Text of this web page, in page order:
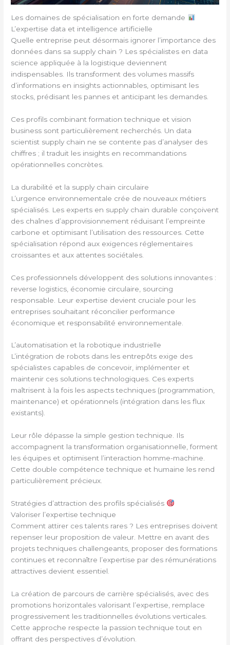
Les domaines de spécialisation en forte demande
L’expertise data et intelligence artificielle
Quelle entreprise peut désormais ignorer l’importance des
données dans sa supply chain ? Les spécialistes en data
science appliquée à la logistique deviennent
indispensables. Ils transforment des volumes massifs
d’informations en insights actionnables, optimisant les
stocks, prédisant les pannes et anticipant les demandes.
Ces profils combinant formation technique et vision
business sont particulièrement recherchés. Un data
scientist supply chain ne se contente pas d’analyser des
chiffres ; il traduit les insights en recommandations
opérationnelles concrètes.
La durabilité et la supply chain circulaire
L’urgence environnementale crée de nouveaux métiers
spécialisés. Les experts en supply chain durable conçoivent
des chaînes d’approvisionnement réduisant l’empreinte
carbone et optimisant l’utilisation des ressources. Cette
spécialisation répond aux exigences réglementaires
croissantes et aux attentes sociétales.
Ces professionnels développent des solutions innovantes :
reverse logistics, économie circulaire, sourcing
responsable. Leur expertise devient cruciale pour les
entreprises souhaitant réconcilier performance
économique et responsabilité environnementale.
L’automatisation et la robotique industrielle
L’intégration de robots dans les entrepôts exige des
spécialistes capables de concevoir, implémenter et
maintenir ces solutions technologiques. Ces experts
maîtrisent à la fois les aspects techniques (programmation,
maintenance) et opérationnels (intégration dans les flux
existants).
Leur rôle dépasse la simple gestion technique. Ils
accompagnent la transformation organisationnelle, forment
les équipes et optimisent l’interaction homme-machine.
Cette double compétence technique et humaine les rend
particulièrement précieux.
Stratégies d’attraction des profils spécialisés
Valoriser l’expertise technique
Comment attirer ces talents rares ? Les entreprises doivent
repenser leur proposition de valeur. Mettre en avant des
projets techniques challengeants, proposer des formations
continues et reconnaître l’expertise par des rémunérations
attractives devient essentiel.
La création de parcours de carrière spécialisés, avec des
promotions horizontales valorisant l’expertise, remplace
progressivement les traditionnelles évolutions verticales.
Cette approche respecte la passion technique tout en
offrant des perspectives d’évolution.